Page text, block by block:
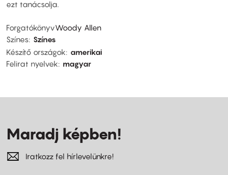
ezt tanácsolja.
ForgatókönyvWoody Allen
Színes Színes
Készítő országok
amerikai
Felirat nyelvek
magyar
Maradj képben!
Iratkozz fel hírlevelünkre!